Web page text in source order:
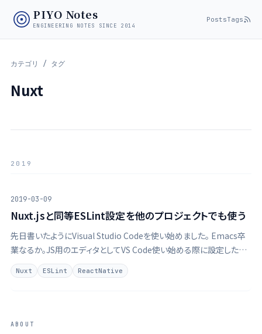
PIYO Notes
ENGINEERING NOTES SINCE 2014
PostsTags
カテゴリ / タグ
Nuxt
2019
2019-03-09
Nuxt.jsと同等ESLint設定を他のプロジェクトでも使う
先日書いたようにVisual Studio Codeを使い始めました。 Emacs卒
業なるか。JS用のエディタとしてVS Code使い始める際に設定したこ
と。 - PIYO Notes 普段使いのエディターはEmacsでして、仕事で一番
書いている割合の多いRailsやテキストを書 …
Nuxt ESLint ReactNative
ABOUT